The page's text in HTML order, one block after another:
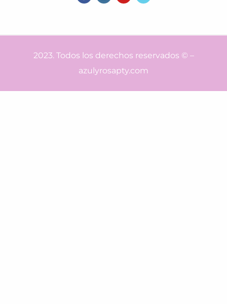
2023. Todos los derechos reservados © –
azulyrosapty.com